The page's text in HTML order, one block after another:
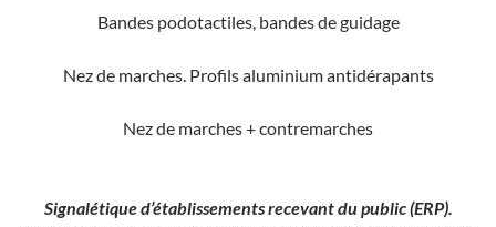
Bandes podotactiles, bandes de guidage
Nez de marches. Profils aluminium antidérapants
Nez de marches + contremarches
Signalétique d’établissements recevant du public (ERP).